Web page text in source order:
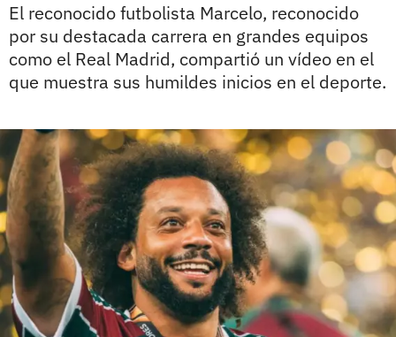
El reconocido futbolista Marcelo, reconocido
por su destacada carrera en grandes equipos
como el Real Madrid, compartió un vídeo en el
que muestra sus humildes inicios en el deporte.